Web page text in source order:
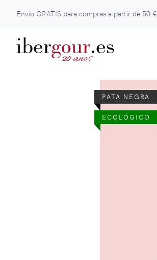
Envío GRATIS para compras a partir de 50 €
ibergour
20 años.es
PATA NEGRA
ECOLÓGICO